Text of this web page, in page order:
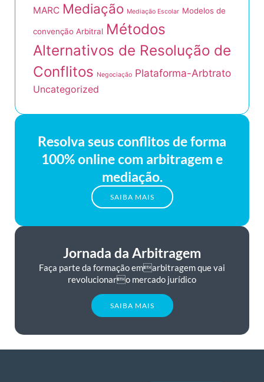
MARC Mediação Mediação Escolar Modelos de
convenção Arbitral Métodos
Alternativos de Resolução de
Conflitos Negociação Plataforma-Arbtrato
Uncategorized
Resolva seus conflitos de forma
100% online com arbitragem e
mediação.
SAIBA MAIS
Jornada da Arbitragem
Faça parte da formação emarbitragem que vai
revolucionaro mercado jurídico
SAIBA MAIS